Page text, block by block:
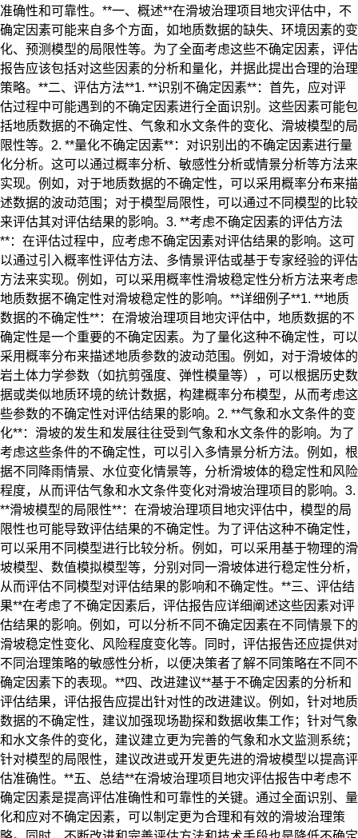
准确性和可靠性。**一、概述**在滑坡治理项目地灾评估中，不
确定因素可能来自多个方面，如地质数据的缺失、环境因素的变
化、预测模型的局限性等。为了全面考虑这些不确定因素，评估
报告应该包括对这些因素的分析和量化，并据此提出合理的治理
策略。**二、评估方法**1. **识别不确定因素**：首先，应对评
估过程中可能遇到的不确定因素进行全面识别。这些因素可能包
括地质数据的不确定性、气象和水文条件的变化、滑坡模型的局
限性等。2. **量化不确定因素**：对识别出的不确定因素进行量
化分析。这可以通过概率分析、敏感性分析或情景分析等方法来
实现。例如，对于地质数据的不确定性，可以采用概率分布来描
述数据的波动范围；对于模型局限性，可以通过不同模型的比较
来评估其对评估结果的影响。3. **考虑不确定因素的评估方法
**：在评估过程中，应考虑不确定因素对评估结果的影响。这可
以通过引入概率性评估方法、多情景评估或基于专家经验的评估
方法来实现。例如，可以采用概率性滑坡稳定性分析方法来考虑
地质数据不确定性对滑坡稳定性的影响。**详细例子**1. **地质
数据的不确定性**：在滑坡治理项目地灾评估中，地质数据的不
确定性是一个重要的不确定因素。为了量化这种不确定性，可以
采用概率分布来描述地质参数的波动范围。例如，对于滑坡体的
岩土体力学参数（如抗剪强度、弹性模量等），可以根据历史数
据或类似地质环境的统计数据，构建概率分布模型，从而考虑这
些参数的不确定性对评估结果的影响。2. **气象和水文条件的变
化**：滑坡的发生和发展往往受到气象和水文条件的影响。为了
考虑这些条件的不确定性，可以引入多情景分析方法。例如，根
据不同降雨情景、水位变化情景等，分析滑坡体的稳定性和风险
程度，从而评估气象和水文条件变化对滑坡治理项目的影响。3.
**滑坡模型的局限性**：在滑坡治理项目地灾评估中，模型的局
限性也可能导致评估结果的不确定性。为了评估这种不确定性，
可以采用不同模型进行比较分析。例如，可以采用基于物理的滑
坡模型、数值模拟模型等，分别对同一滑坡体进行稳定性分析，
从而评估不同模型对评估结果的影响和不确定性。**三、评估结
果**在考虑了不确定因素后，评估报告应详细阐述这些因素对评
估结果的影响。例如，可以分析不同不确定因素在不同情景下的
滑坡稳定性变化、风险程度变化等。同时，评估报告还应提供对
不同治理策略的敏感性分析，以便决策者了解不同策略在不同不
确定因素下的表现。**四、改进建议**基于不确定因素的分析和
评估结果，评估报告应提出针对性的改进建议。例如，针对地质
数据的不确定性，建议加强现场勘探和数据收集工作；针对气象
和水文条件的变化，建议建立更为完善的气象和水文监测系统；
针对模型的局限性，建议改进或开发更先进的滑坡模型以提高评
估准确性。**五、总结**在滑坡治理项目地灾评估报告中考虑不
确定因素是提高评估准确性和可靠性的关键。通过全面识别、量
化和应对不确定因素，可以制定更为合理和有效的滑坡治理策